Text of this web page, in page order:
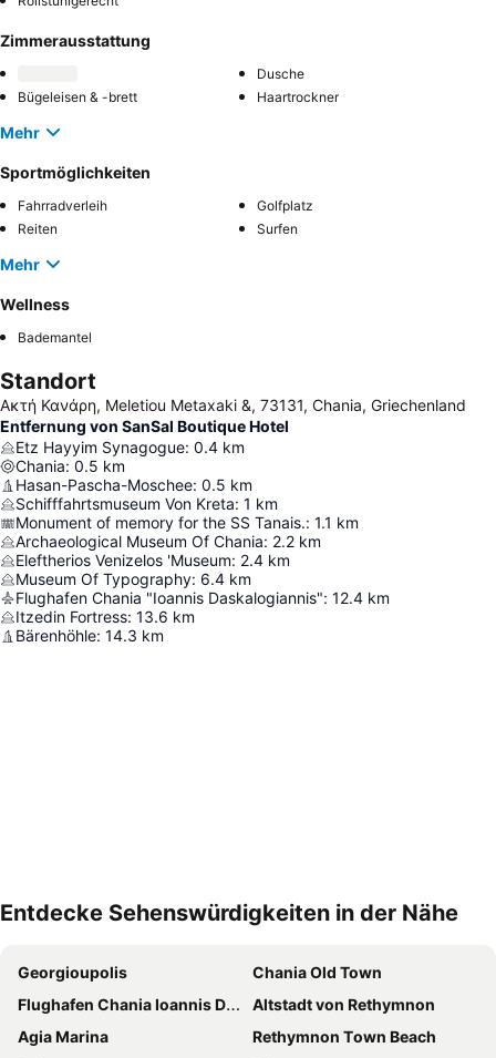
Zimmerausstattung
Dusche
Bügeleisen & -brett
Haartrockner
Mehr
Sportmöglichkeiten
Fahrradverleih
Golfplatz
Reiten
Surfen
Mehr
Wellness
Bademantel
Standort
Ακτή Κανάρη, Meletiou Metaxaki &, 73131, Chania, Griechenland
Entfernung von SanSal Boutique Hotel
Etz Hayyim Synagogue: 0.4 km
Chania: 0.5 km
Hasan-Pascha-Moschee: 0.5 km
Schifffahrtsmuseum Von Kreta: 1 km
Monument of memory for the SS Tanais.: 1.1 km
Archaeological Museum Of Chania: 2.2 km
Eleftherios Venizelos 'Museum: 2.4 km
Museum Of Typography: 6.4 km
Flughafen Chania "Ioannis Daskalogiannis": 12.4 km
Itzedin Fortress: 13.6 km
Bärenhöhle: 14.3 km
Entdecke Sehenswürdigkeiten in der Nähe
Georgioupolis
Chania Old Town
Flughafen Chania Ioannis Daskalogiannis
Altstadt von Rethymnon
Agia Marina
Rethymnon Τown Beach